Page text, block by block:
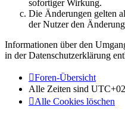
sofortiger Wirkung.
Die Änderungen gelten
der Nutzer den
Informationen über den
in der Datenschutzerklärung
Foren-Übersicht
Alle Zeiten sind
Alle Cookies löschen